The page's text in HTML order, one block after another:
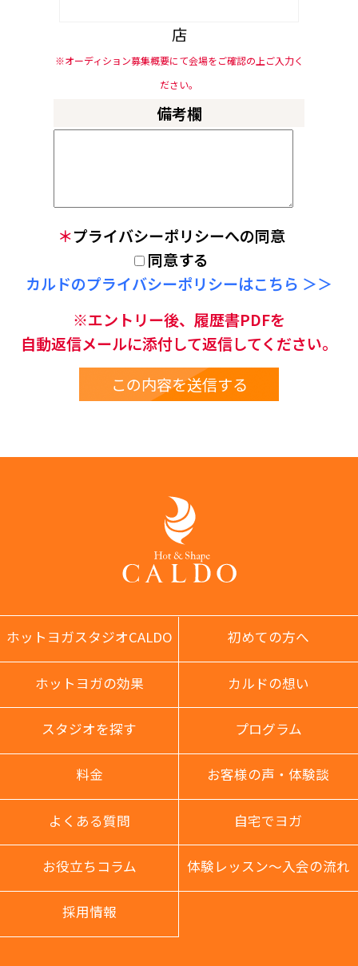
店
※オーディション募集概要にて会場をご確認の上ご入力く
ださい。
備考欄
＊プライバシーポリシーへの同意
同意する
カルドのプライバシーポリシーはこちら ＞＞
※エントリー後、履歴書PDFを
自動返信メールに添付して返信してください。
ホットヨガスタジオCALDO 初めての方へ
ホットヨガの効果 カルドの想い
スタジオを探す プログラム
料金 お客様の声・体験談
よくある質問 自宅でヨガ
お役立ちコラム 体験レッスン〜入会の流れ
採用情報